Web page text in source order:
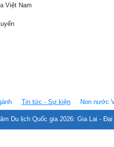
Tin tức - Sự kiện
Du lịch Quốc gia 2026: Gia Lai -
Non nước